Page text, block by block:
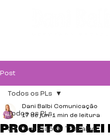
Post
Todos os PLs
GT Comissão de Trabalho
Todos os PLs
PROJETO DE LEI
Dani Balbi Comunicação
17 de jun. 1 min de leitura